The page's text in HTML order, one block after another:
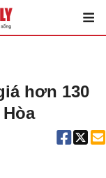
hơn 130